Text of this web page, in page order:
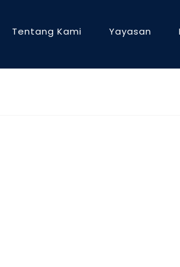
Tentang Kami Yayasan